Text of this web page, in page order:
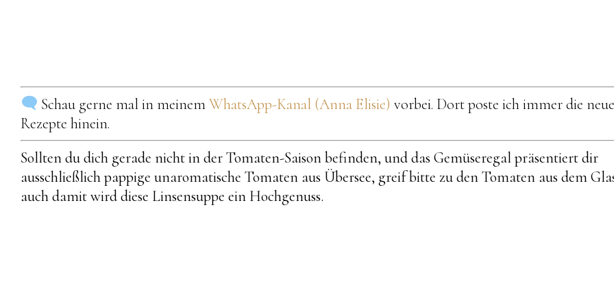
Schau gerne mal in meinemWhatsApp-Kanal (Anna Elisie) vorbei. Dort poste ich immer die
Rezepte hinein.
Sollten du dich gerade nicht in der Tomaten-Saison befinden, und das Gemüseregal präsentiert dir
ausschließlich pappige unaromatische Tomaten aus Übersee, greif bitte zu den Tomaten aus dem
auch damit wird diese Linsensuppe ein Hochgenuss.